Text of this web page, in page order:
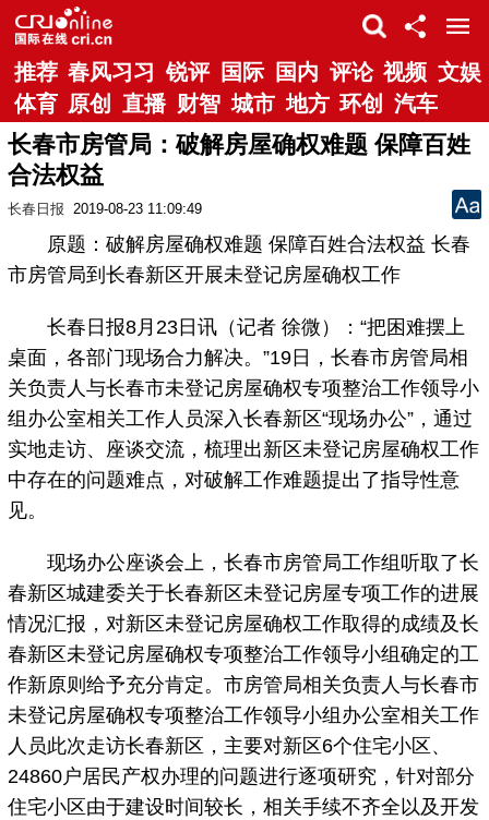
推荐 春风习习 锐评 国际 国内 评论 视频 文娱
体育 原创 直播 财智 城市 地方 环创 汽车
长春市房管局：破解房屋确权难题 保障百姓
合法权益
长春日报 2019-08-23 11:09:49
原题：破解房屋确权难题 保障百姓合法权益 长春
市房管局到长春新区开展未登记房屋确权工作
长春日报8月23日讯（记者 徐微）：“把困难摆上
桌面，各部门现场合力解决。”19日，长春市房管局相
关负责人与长春市未登记房屋确权专项整治工作领导小
组办公室相关工作人员深入长春新区“现场办公”，通过
实地走访、座谈交流，梳理出新区未登记房屋确权工作
中存在的问题难点，对破解工作难题提出了指导性意
见。
现场办公座谈会上，长春市房管局工作组听取了长
春新区城建委关于长春新区未登记房屋专项工作的进展
情况汇报，对新区未登记房屋确权工作取得的成绩及长
春新区未登记房屋确权专项整治工作领导小组确定的工
作新原则给予充分肯定。市房管局相关负责人与长春市
未登记房屋确权专项整治工作领导小组办公室相关工作
人员此次走访长春新区，主要对新区6个住宅小区、
24860户居民产权办理的问题进行逐项研究，针对部分
住宅小区由于建设时间较长，相关手续不齐全以及开发